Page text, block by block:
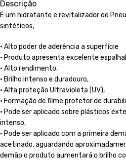
Descrição
É um hidratante e revitalizador de
sintéticos,
• Alto poder de aderência a superfície
• Produto apresenta excelente
• Alto rendimento,
• Brilho intenso e duradouro,
• Alta proteção Ultravioleta (UV),
• Formação de filme protetor de
• Pode ser aplicado sobre plásticos
intenso,
• Pode ser aplicado com a primeira
acetinado, aguardando
demão o produto aumentará o brilho